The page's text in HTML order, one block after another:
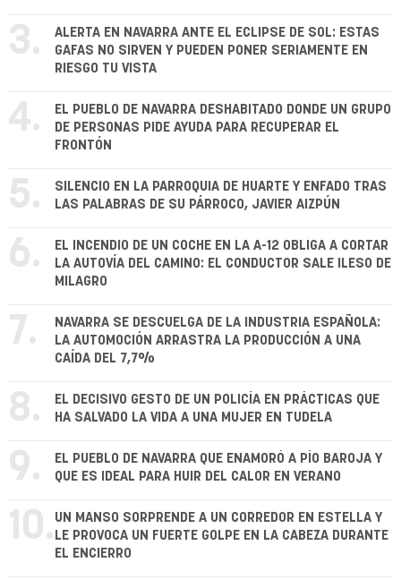
3.
ALERTA EN NAVARRA ANTE EL ECLIPSE DE SOL: ESTAS
GAFAS NO SIRVEN Y PUEDEN PONER SERIAMENTE EN
RIESGO TU VISTA
4.
EL PUEBLO DE NAVARRA DESHABITADO DONDE UN GRUPO
DE PERSONAS PIDE AYUDA PARA RECUPERAR EL
FRONTÓN
5.
SILENCIO EN LA PARROQUIA DE HUARTE Y ENFADO TRAS
LAS PALABRAS DE SU PÁRROCO, JAVIER AIZPÚN
6.
EL INCENDIO DE UN COCHE EN LA A-12 OBLIGA A CORTAR
LA AUTOVÍA DEL CAMINO: EL CONDUCTOR SALE ILESO DE
MILAGRO
7.
NAVARRA SE DESCUELGA DE LA INDUSTRIA ESPAÑOLA:
LA AUTOMOCIÓN ARRASTRA LA PRODUCCIÓN A UNA
CAÍDA DEL 7,7%
8.
EL DECISIVO GESTO DE UN POLICÍA EN PRÁCTICAS QUE
HA SALVADO LA VIDA A UNA MUJER EN TUDELA
9.
EL PUEBLO DE NAVARRA QUE ENAMORÓ A PÍO BAROJA Y
QUE ES IDEAL PARA HUIR DEL CALOR EN VERANO
10. UN MANSO SORPRENDE A UN CORREDOR EN ESTELLA Y
LE PROVOCA UN FUERTE GOLPE EN LA CABEZA DURANTE
EL ENCIERRO